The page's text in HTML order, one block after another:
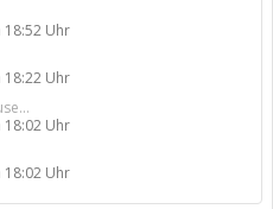
18:52 Uhr
18:22 Uhr
18:02 Uhr
18:02 Uhr